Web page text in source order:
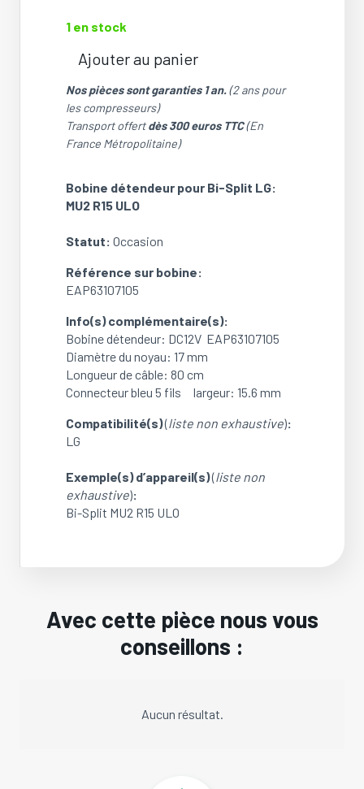
1 en stock
quantité
de
Bobine
détendeur
pour
LG:
MU2
ULO
EAP63107105)
(OCCASION)
Ajouter au panier
Nos pièces sont garanties 1 an.(2 ans pour
les compresseurs)
Transport offertdès 300 euros TTC(En
France Métropolitaine)
Bobine détendeur pour Bi-Split LG:
MU2 R15 ULO
Statut: Occasion
Référence sur bobine:
EAP63107105
Info(s) complémentaire(s):
Bobine détendeur: DC12V EAP63107105
Diamètre du noyau: 17 mm
Longueur de câble: 80 cm
Connecteur bleu 5 fils largeur: 15.6 mm
Compatibilité(s)(liste non exhaustive):
LG
Exemple(s) d’appareil(s)(liste non
exhaustive):
Bi-Split MU2 R15 ULO
Avec cette pièce nous vous
conseillons :
Aucun résultat.